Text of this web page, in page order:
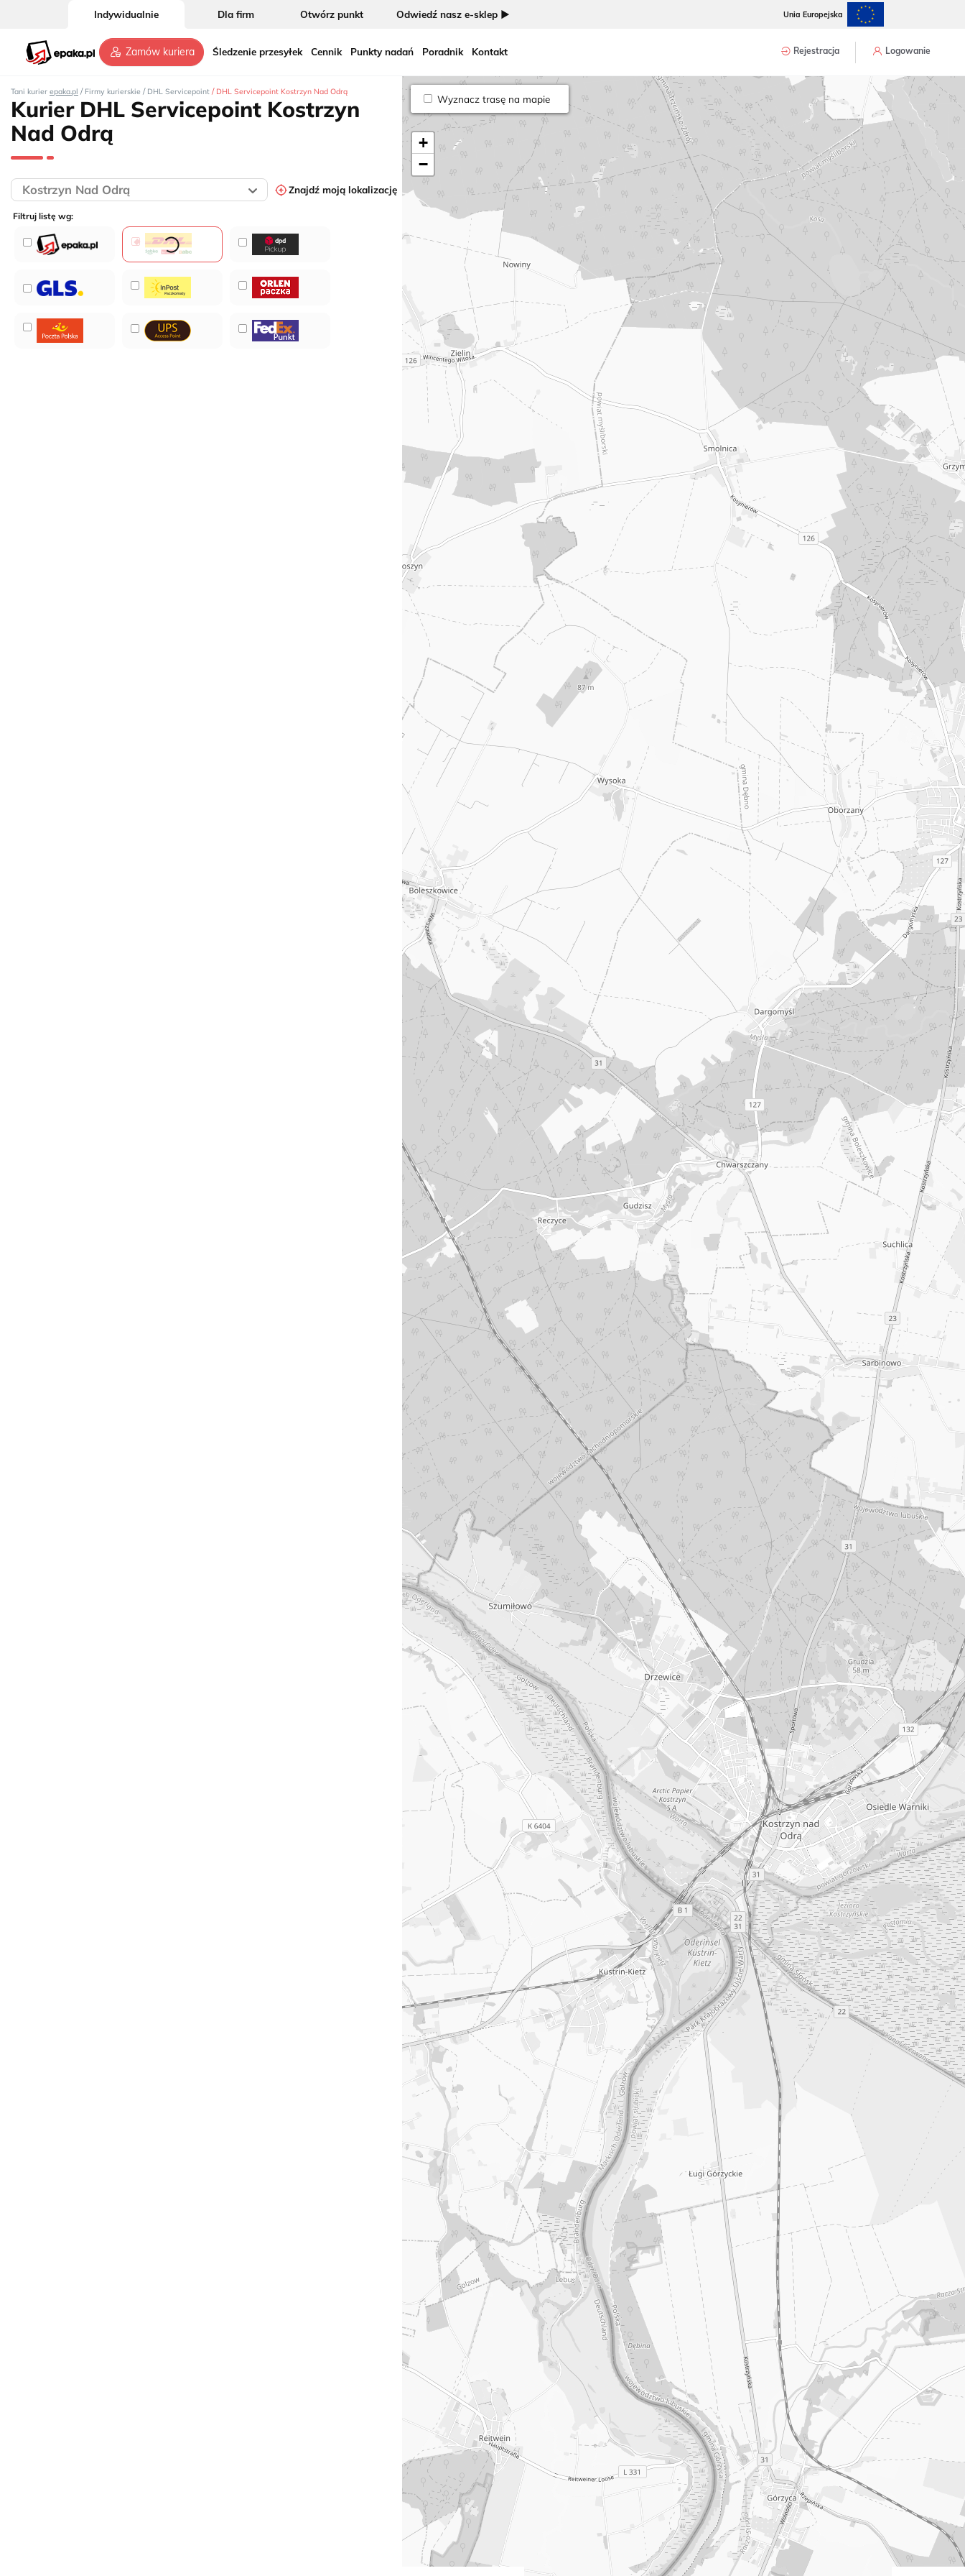
Indywidualnie Dla firm Otwórz punkt Odwiedź nasz e-sklep ► Unia Europejska
Zamów kuriera Śledzenie przesyłek Cennik Punkty nadań Poradnik Kontakt Rejestracja Logowanie
Tani kurier epaka.pl / Firmy kurierskie / DHL Servicepoint / DHL Servicepoint Kostrzyn Nad Odrą
Kurier DHL Servicepoint Kostrzyn
Nad Odrą
Znajdź moją lokalizację
Filtruj listę wg:
Wyznacz trasę na mapie
+
−